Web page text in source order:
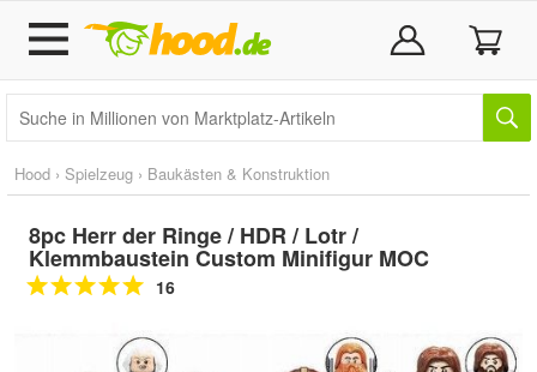
Hood › Spielzeug › Baukästen & Konstruktion
8pc Herr der Ringe / HDR / Lotr /
Klemmbaustein Custom Minifigur MOC
16